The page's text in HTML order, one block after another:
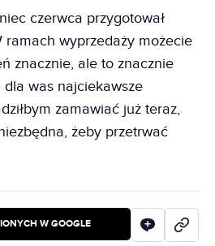
czerwca przygotował
ramach wyprzedaży możecie
znacznie, ale to znacznie
dla was najciekawsze
zamawiać już teraz,
żeby przetrwać
W GOOGLE